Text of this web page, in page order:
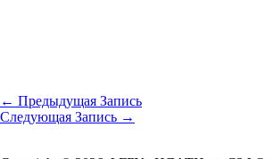
← Предыдущая Запись
Следующая Запись →